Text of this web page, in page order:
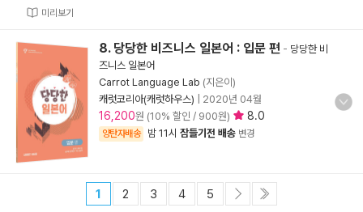
미리보기
8. 당당한 비즈니스 일본어 : 입문 편 - 당당한 비
즈니스 일본어
Carrot Language Lab (지은이)
캐럿코리아(캐럿하우스)
2020년 04월
16,200원 (10% 할인 / 900원) 8.0
양탄자배송 밤 11시 잠들기전 배송 변경
1 2 3 4 5